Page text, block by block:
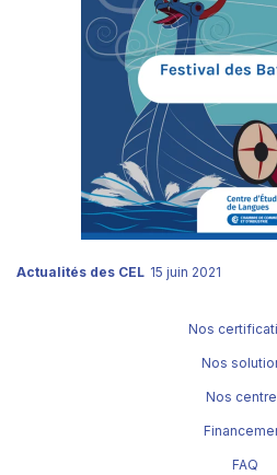
Actualités des CEL 15 juin 2021
Nos
Nos
Nos
FAQ